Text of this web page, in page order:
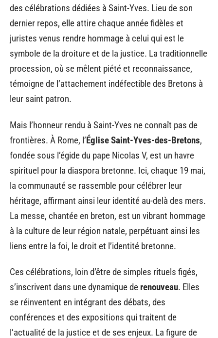
des célébrations dédiées à Saint-Yves. Lieu de son
dernier repos, elle attire chaque année fidèles et
juristes venus rendre hommage à celui qui est le
symbole de la droiture et de la justice. La traditionnelle
procession, où se mêlent piété et reconnaissance,
témoigne de l’attachement indéfectible des Bretons à
leur saint patron.
Mais l’honneur rendu à Saint-Yves ne connaît pas de
frontières. À Rome, l’Église Saint-Yves-des-Bretons,
fondée sous l’égide du pape Nicolas V, est un havre
spirituel pour la diaspora bretonne. Ici, chaque 19 mai,
la communauté se rassemble pour célébrer leur
héritage, affirmant ainsi leur identité au-delà des mers.
La messe, chantée en breton, est un vibrant hommage
à la culture de leur région natale, perpétuant ainsi les
liens entre la foi, le droit et l’identité bretonne.
Ces célébrations, loin d’être de simples rituels figés,
s’inscrivent dans une dynamique de renouveau. Elles
se réinventent en intégrant des débats, des
conférences et des expositions qui traitent de
l’actualité de la justice et de ses enjeux. La figure de